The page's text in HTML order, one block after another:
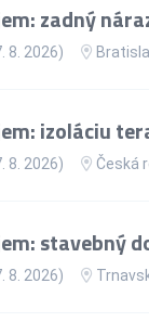
zadný
8. 2026)
izoláciu
8. 2026) Česká
stavebný
8. 2026)